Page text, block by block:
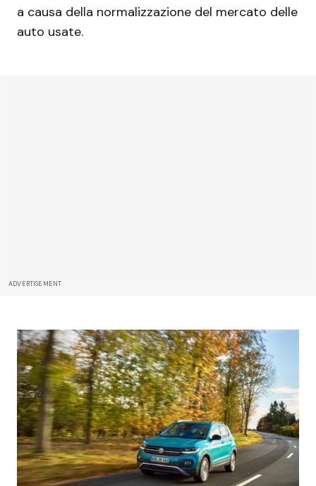
a causa della normalizzazione del mercato delle
auto usate.
ADVERTISEMENT